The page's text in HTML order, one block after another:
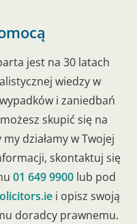
jest na 30 latach
wiedzy w
i zaniedbań
skupić się na
działamy w Twojej
skontaktuj się
01 649 9900lub pod
i opisz swoją
doradcy prawnemu.